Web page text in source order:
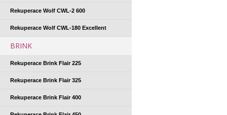
Rekuperace Wolf CWL-2 600
Rekuperace Wolf CWL-180 Excellent
BRINK
Rekuperace Brink Flair 225
Rekuperace Brink Flair 325
Rekuperace Brink Flair 400